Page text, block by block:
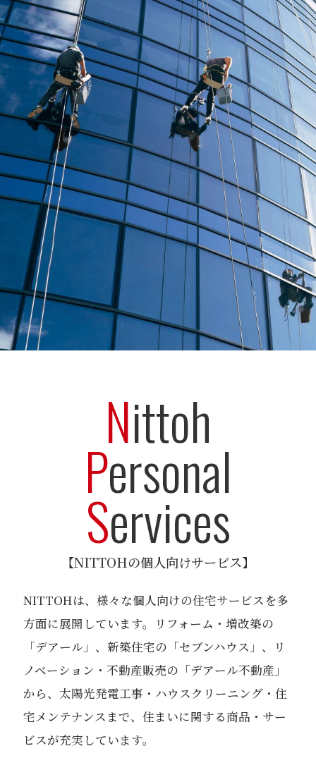
Nittoh
Personal
Services
【NITTOHの個人向けサービス】
NITTOHは、様々な個人向けの住宅サービスを多
方面に展開しています。リフォーム・増改築の
「デアール」、 新築住宅の「セブンハウス」、リ
ノベーション・不動産販売の「デアール不動産」
から、 太陽光発電工事・ハウスクリーニング・住
宅メンテナンスまで、住まいに関する商品・サー
ビスが充実しています。